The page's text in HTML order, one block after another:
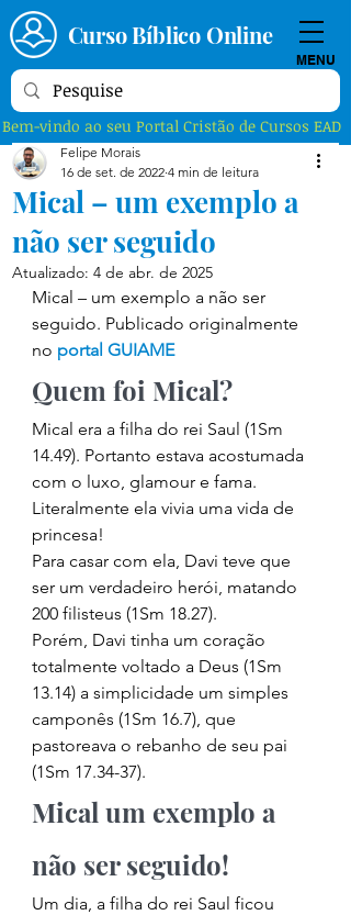
Curso Bíblico Online
MENU
Bem-vindo ao seu Portal Cristão de Cursos EAD
Mical – um exemplo a
não ser seguido
Felipe Morais
16 de set. de 2022 4 min de leitura
Atualizado: 4 de abr. de 2025
Mical – um exemplo a não ser
seguido. Publicado originalmente
no portal GUIAME
Quem foi Mical?
Mical era a filha do rei Saul (1Sm
14.49). Portanto estava acostumada
com o luxo, glamour e fama.
Literalmente ela vivia uma vida de
princesa!
Para casar com ela, Davi teve que
ser um verdadeiro herói, matando
200 filisteus (1Sm 18.27).
Porém, Davi tinha um coração
totalmente voltado a Deus (1Sm
13.14) a simplicidade um simples
camponês (1Sm 16.7), que
pastoreava o rebanho de seu pai
(1Sm 17.34-37).
Mical um exemplo a
não ser seguido!
Um dia, a filha do rei Saul ficou